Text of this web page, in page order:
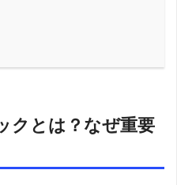
クとは？なぜ重要